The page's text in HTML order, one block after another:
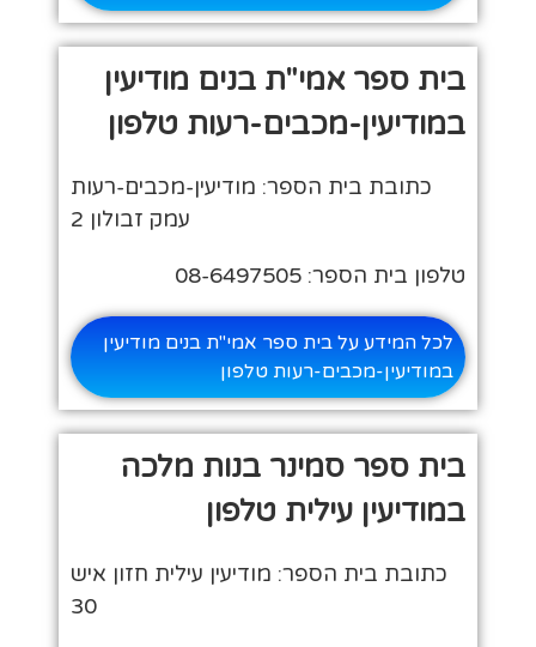
בית ספר אמי"ת בנים מודיעין
במודיעין-מכבים-רעות טלפון
כתובת בית הספר: מודיעין-מכבים-רעות
עמק זבולון 2
טלפון בית הספר: 08-6497505
לכל המידע על בית ספר אמי"ת בנים מודיעין
במודיעין-מכבים-רעות טלפון
בית ספר סמינר בנות מלכה
במודיעין עילית טלפון
כתובת בית הספר: מודיעין עילית חזון איש
30